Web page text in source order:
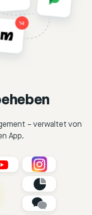
– verwaltet von
App.